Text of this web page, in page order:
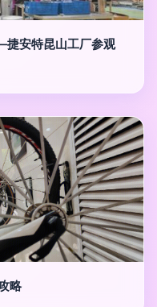
安特昆山工厂参观
略